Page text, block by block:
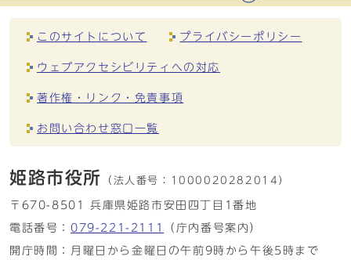
このサイトについて プライバシーポリシー
ウェブアクセシビリティへの対応
著作権・リンク・免責事項
お問い合わせ窓口一覧
姫路市役所 （法人番号： 1000020282014）
〒670-8501 兵庫県姫路市安田四丁目1番地
電話番号： 079-221-2111
（庁内番号案内）
開庁時間：月曜日から金曜日の午前9時から午後5時まで